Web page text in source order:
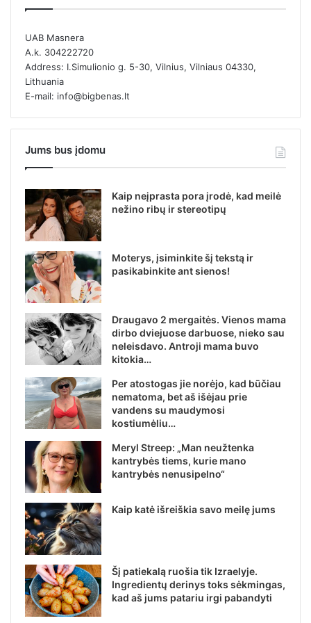
UAB Masnera
A.k. 304222720
Address: I.Simulionio g. 5-30, Vilnius, Vilniaus 04330,
Lithuania
E-mail: info@bigbenas.lt
Jums bus įdomu
Kaip neįprasta pora įrodė, kad meilė
nežino ribų ir stereotipų
Moterys, įsiminkite šį tekstą ir
pasikabinkite ant sienos!
Draugavo 2 mergaitės. Vienos mama
dirbo dviejuose darbuose, nieko sau
neleisdavo. Antroji mama buvo
kitokia…
Per atostogas jie norėjo, kad būčiau
nematoma, bet aš išėjau prie
vandens su maudymosi
kostiumėliu…
Meryl Streep: „Man neužtenka
kantrybės tiems, kurie mano
kantrybės nenusipelno“
Kaip katė išreiškia savo meilę jums
Šį patiekalą ruošia tik Izraelyje.
Ingredientų derinys toks sėkmingas,
kad aš jums patariu irgi pabandyti